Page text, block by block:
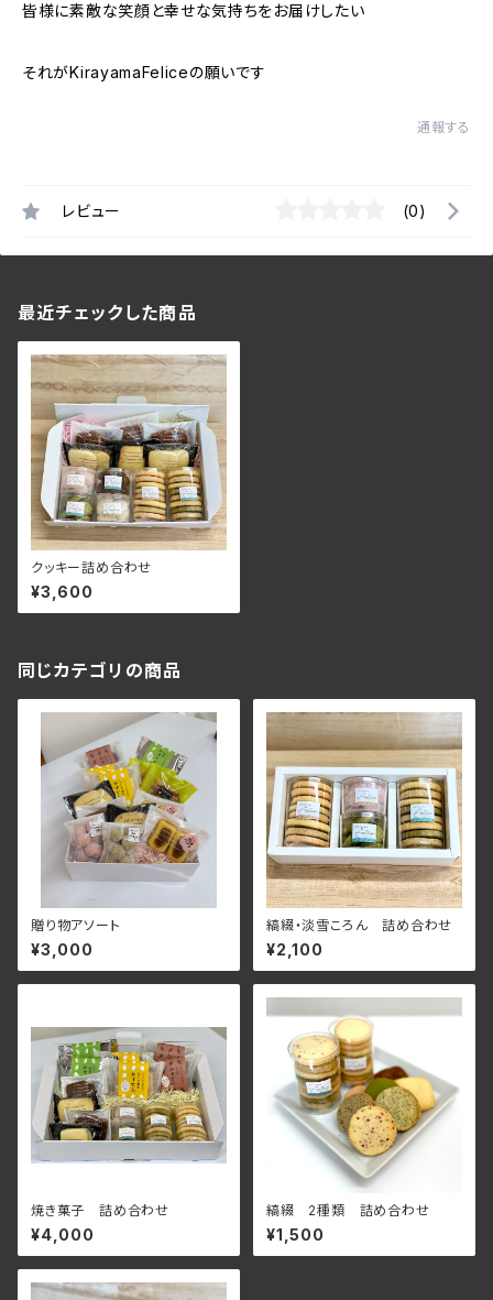
皆様に素敵な笑顔と幸せな気持ちをお届けしたい
それがKirayamaFeliceの願いです
通報する
レビュー (0)
最近チェックした商品
クッキー詰め合わせ
¥3,600
同じカテゴリの商品
贈り物アソート
¥3,000
縞綴・淡雪ころん 詰め合わせ
¥2,100
焼き菓子 詰め合わせ
¥4,000
縞綴 2種類 詰め合わせ
¥1,500